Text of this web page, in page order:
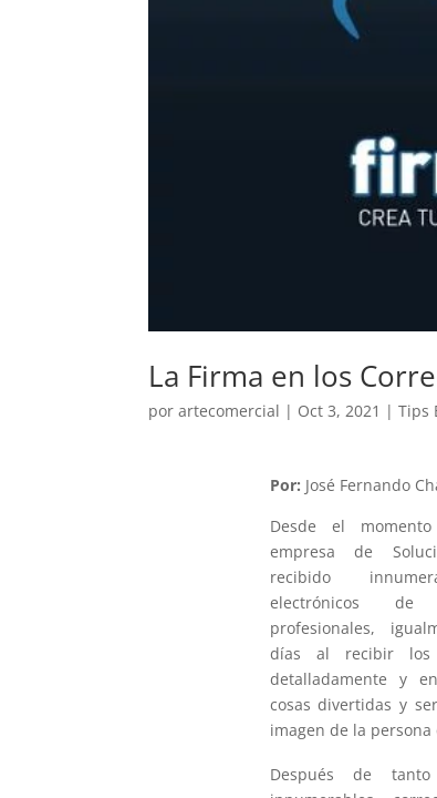
La Firma en los
porartecomercial | Oct 3, 2021 |Tips
Por: José Fernando
Desde el
empresa de
recibido
electrónicos
profesionales,
días al recibir
detalladamente y
cosas divertidas y
imagen de la persona
Después de